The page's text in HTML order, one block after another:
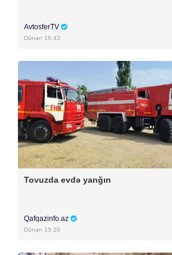
AvtosferTV
Dünən 16:43
Tovuzda evdə yanğın
Qafqazinfo.az
Dünən 15:20